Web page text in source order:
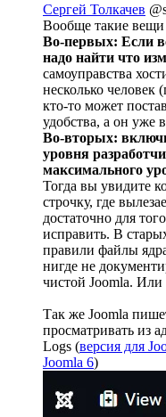
Сергей Толкачев
Вообще такие вещи
Во-первых: Если
надо найти что
самоуправства
несколько
кто-то может
удобства, а он уже
Во-вторых:
уровня
максимального
Тогда вы увидите
строчку, где
достаточно для
исправить. В
правили файлы
нигде не
чистой Joomla. Или
Так же Joomla
просматривать из
Logs (версия для
Joomla 6)